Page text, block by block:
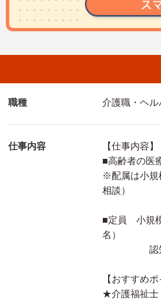
職種 介護職・ヘル
仕事内容
【仕事内容】
■高齢者の医
※配属は小規
相談）
■定員 小規
名）
認知症
【おすすめポ
★介護福祉士